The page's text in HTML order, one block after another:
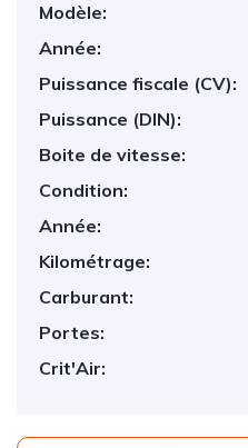
Modèle:
Année:
Puissance fiscale (CV):
Puissance (DIN):
Boite de vitesse:
Condition:
Année:
Kilométrage:
Carburant:
Portes:
Crit'Air: